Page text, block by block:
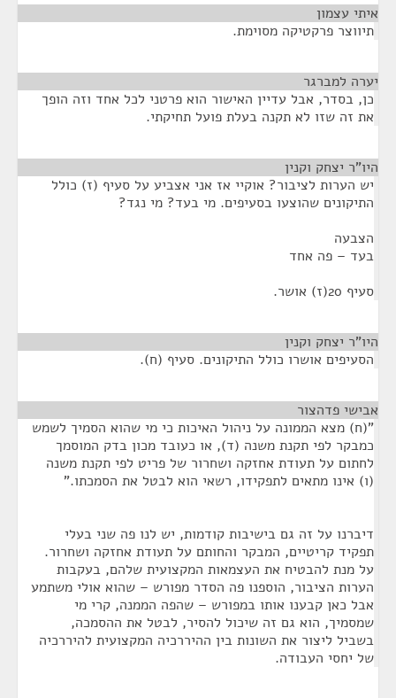
איתי עצמון
תיווצר פרקטיקה מסוימת.
יערה למברגר
כן, בסדר, אבל עדיין האישור הוא פרטני לכל אחד וזה הופך
את זה שזו לא תקנה בעלת פועל תחיקתי.
היו"ר יצחק וקנין
יש הערות לציבור? אוקיי אז אני אצביע על סעיף (ז) כולל
התיקונים שהוצעו בסעיפים. מי בעד? מי נגד?
הצבעה
בעד – פה אחד
סעיף 20(ז) אושר.
היו"ר יצחק וקנין
הסעיפים אושרו כולל התיקונים. סעיף (ח).
אבישי פדהצור
"(ח) מצא הממונה על ניהול האיכות כי מי שהוא הסמיך לשמש
כמבקר לפי תקנת משנה (ד), או כעובד מכון בדק המוסמך
לחתום על תעודת אחזקה ושחרור של פריט לפי תקנת משנה
(ו) אינו מתאים לתפקידו, רשאי הוא לבטל את הסמכתו."
דיברנו על זה גם בישיבות קודמות, יש לנו פה שני בעלי
תפקיד קריטיים, המבקר והחותם על תעודת אחזקה ושחרור.
על מנת להבטיח את העצמאות המקצועית שלהם, בעקבות
הערות הציבור, הוספנו פה הסדר מפורש – שהוא אולי משתמע
אבל כאן קבענו אותו במפורש – שהפה הממנה, קרי מי
שמסמיך, הוא גם זה שיכול להסיר, לבטל את ההסמכה,
בשביל ליצור את השונות בין ההיררכיה המקצועית להיררכיה
של יחסי העבודה.